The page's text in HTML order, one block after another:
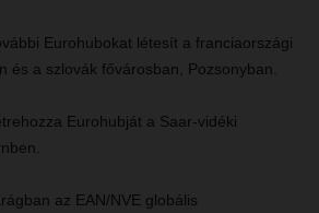
Eurohubokat létesít a franciaországi
és a szlovák fővárosban, Pozsonyban.
Eurohubját a Saar-vidéki
az EAN/NVE globális